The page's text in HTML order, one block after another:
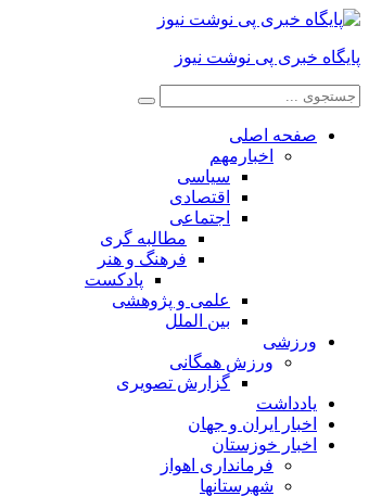
پایگاه خبری پی نوشت نیوز
صفحه اصلی
اخبارمهم
سیاسی
اقتصادی
اجتماعی
مطالبه گری
فرهنگ و هنر
پادکست
علمی و پژوهشی
بین الملل
ورزشی
ورزش همگانی
گزارش تصویری
یادداشت
اخبار ایران و جهان
اخبار خوزستان
فرمانداری اهواز
شهرستانها